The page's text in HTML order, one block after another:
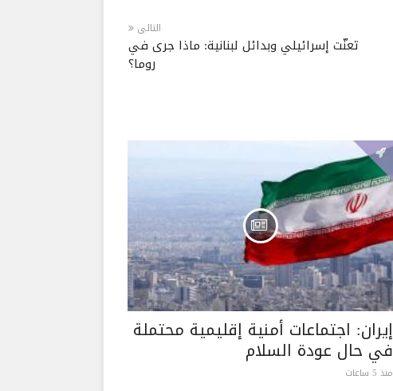
التالى
تعنّت إسرائيلي وبدائل لبنانية: ماذا جرى في
روما؟
إيران: اجتماعات أمنية إقليمية محتملة
في حال عودة السلام
منذ 5 ساعات